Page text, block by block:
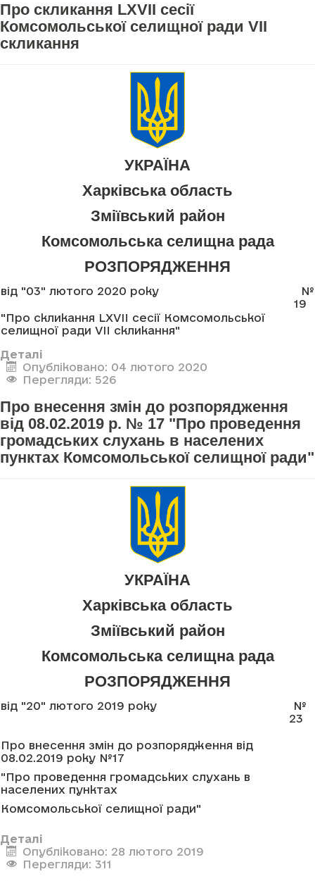
Про скликання LXVII сесії
Комсомольської селищної ради VII
скликання
УКРАЇНА
Харківська область
Зміївський район
Комсомольська селищна рада
РОЗПОРЯДЖЕННЯ
від "03" лютого 2020 року
№
19
"Про скликання LXVII сесії Комсомольської
селищної ради VII скликання"
Деталі
Опубліковано: 04 лютого 2020
Перегляди: 526
Про внесення змін до розпорядження
від 08.02.2019 р. № 17 "Про проведення
громадських слухань в населених
пунктах Комсомольської селищної ради"
УКРАЇНА
Харківська область
Зміївський район
Комсомольська селищна рада
РОЗПОРЯДЖЕННЯ
від "20" лютого 2019 року
№
23
Про внесення змін до розпорядження від
08.02.2019 року №17
"Про проведення громадських слухань в
населених пунктах
Комсомольської селищної ради"
Деталі
Опубліковано: 28 лютого 2019
Перегляди: 311